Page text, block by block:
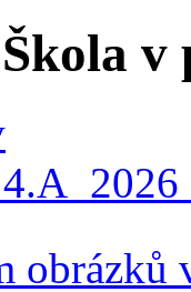
v
obrázků